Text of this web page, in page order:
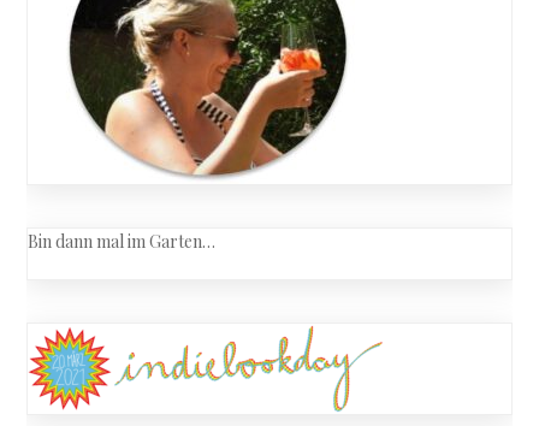
Bin dann mal im Garten…